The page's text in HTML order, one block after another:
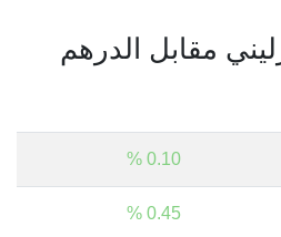
مقابل الدرهم
0.10 %
0.45 %